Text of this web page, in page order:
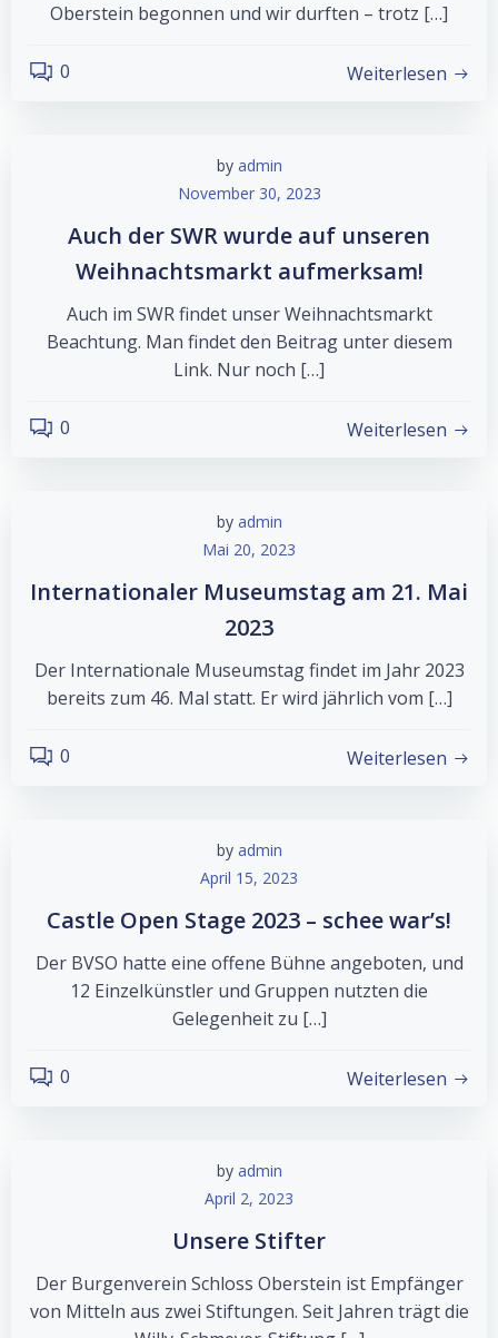
Oberstein begonnen und wir durften – trotz […]
0 Weiterlesen
by admin
November 30, 2023
Auch der SWR wurde auf unseren
Weihnachtsmarkt aufmerksam!
Auch im SWR findet unser Weihnachtsmarkt
Beachtung. Man findet den Beitrag unter diesem
Link. Nur noch […]
0 Weiterlesen
by admin
Mai 20, 2023
Internationaler Museumstag am 21. Mai
2023
Der Internationale Museumstag findet im Jahr 2023
bereits zum 46. Mal statt. Er wird jährlich vom […]
0 Weiterlesen
by admin
April 15, 2023
Castle Open Stage 2023 – schee war’s!
Der BVSO hatte eine offene Bühne angeboten, und
12 Einzelkünstler und Gruppen nutzten die
Gelegenheit zu […]
0 Weiterlesen
by admin
April 2, 2023
Unsere Stifter
Der Burgenverein Schloss Oberstein ist Empfänger
von Mitteln aus zwei Stiftungen. Seit Jahren trägt die